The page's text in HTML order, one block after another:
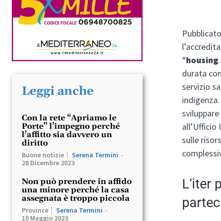
Leggi anche
Con la rete “Apriamo le
Porte” l’impegno perché
l’affitto sia davvero un
diritto
Buone notizie Serena Termini -
28 Dicembre 2023
Non può prendere in affido
una minore perché la casa
assegnata è troppo piccola
Province Serena Termini -
10 Maggio 2023
“housing
durata
servizio
all’Ufficio
sulle
L’iter